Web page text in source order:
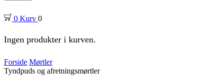
0 Kurv 0
Ingen produkter i kurven.
Forside Mørtler
Tyndpuds og afretningsmørtler